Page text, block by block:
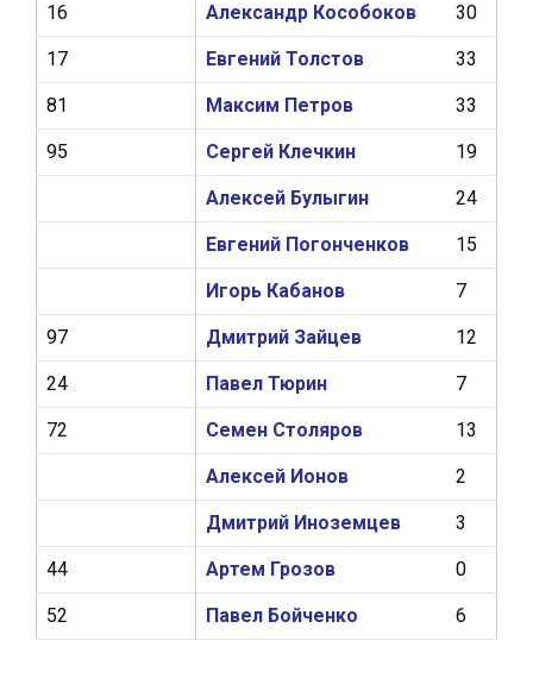
Александр Кособоков 30
Евгений Толстов 33
Максим Петров 33
Сергей Клечкин 19
Алексей Булыгин 24
Евгений Погонченков 15
Игорь Кабанов 7
Дмитрий Зайцев 12
Павел Тюрин 7
Семен Столяров 13
Алексей Ионов 2
Дмитрий Иноземцев 3
Артем Грозов 0
Павел Бойченко 6
16
17
81
95
97
24
72
44
52